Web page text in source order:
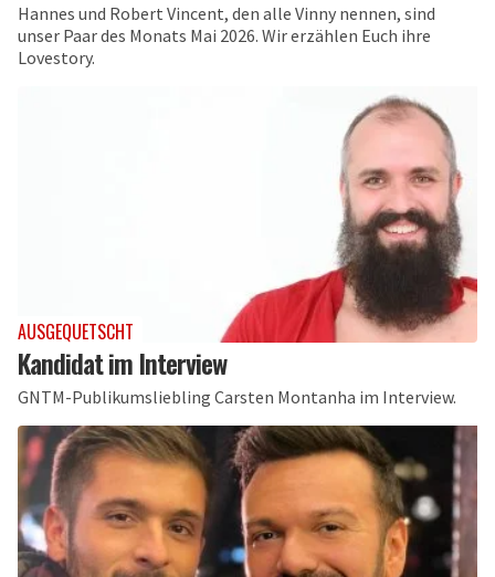
Hannes und Robert Vincent, den alle Vinny nennen, sind
unser Paar des Monats Mai 2026. Wir erzählen Euch ihre
Lovestory.
AUSGEQUETSCHT
Kandidat im Interview
GNTM-Publikumsliebling Carsten Montanha im Interview.